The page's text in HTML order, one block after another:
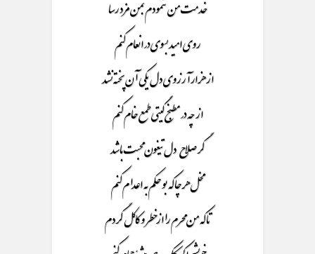
روی امید بسوی در انعام کنم
از هزار آرزوی دل یکی آن پخته نشد
از چه در مطبخ گیتی طمع خام کنم
گر صلاح دل تیغون محبت باشد
مخل هر چا که بو حکم به اعدام کنم
تا که من محرم را از خطر و کاکل گردم